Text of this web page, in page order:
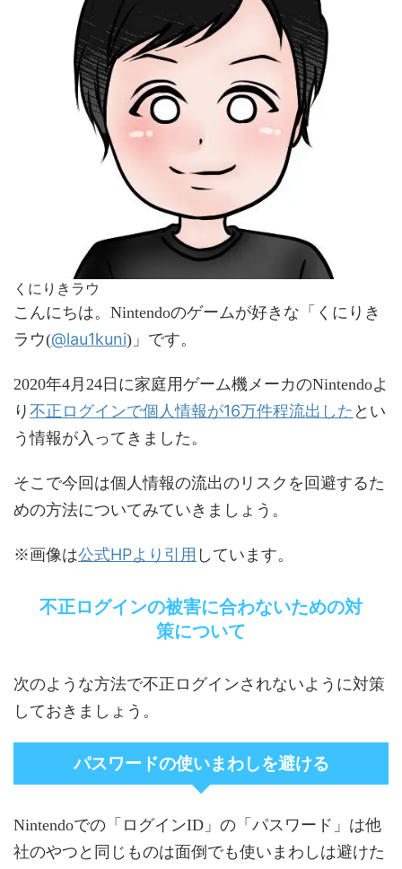
くにりきラウ
こんにちは。Nintendoのゲームが好きな「くにりき
ラウ(@lau1kuni)」です。
2020年4月24日に家庭用ゲーム機メーカのNintendoよ
り 不正ログインで個人情報が16万件程流出した とい
う情報が入ってきました。
そこで今回は個人情報の流出のリスクを回避するた
めの方法についてみていきましょう。
※画像は公式HPより引用 しています。
不正ログインの被害に合わないための対
策について
次のような方法で不正ログインされないように対策
しておきましょう。
パスワードの使いまわしを避ける
Nintendoでの「ログインID」の「パスワード」は他
社のやつと同じものは面倒でも使いまわしは避けた